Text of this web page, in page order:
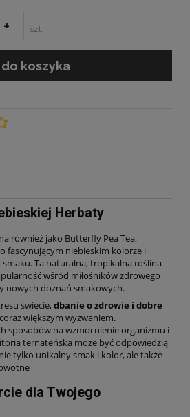
+ szt.
do koszyka
Herbaty
również jako Butterfly Pea Tea,
o fascynującym niebieskim kolorze i
Ta naturalna, tropikalna roślina
wśród miłośników zdrowego
nowych doznań smakowych.
świecie, dbanie o zdrowie i dobre
większym wyzwaniem.
sposobów na wzmocnienie organizmu i
ternateńska może być odpowiedzią
tylko unikalny smak i kolor, ale także
dla Twojego